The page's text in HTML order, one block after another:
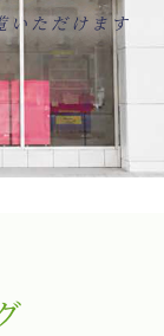
いただけます